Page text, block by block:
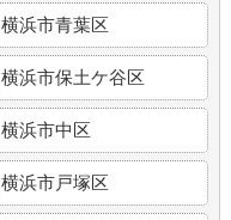
横浜市青葉区
横浜市保土ケ谷区
横浜市中区
横浜市戸塚区